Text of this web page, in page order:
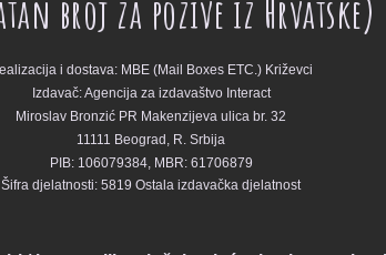
broj za pozive iz Hrvatske)
i dostava: MBE (Mail Boxes ETC.) Križevci
Izdavač: Agencija za izdavaštvo Interact
Miroslav Bronzić PR Makenzijeva ulica br. 32
11111 Beograd, R. Srbija
PIB: 106079384, MBR: 61706879
Šifra djelatnosti: 5819 Ostala izdavačka djelatnost